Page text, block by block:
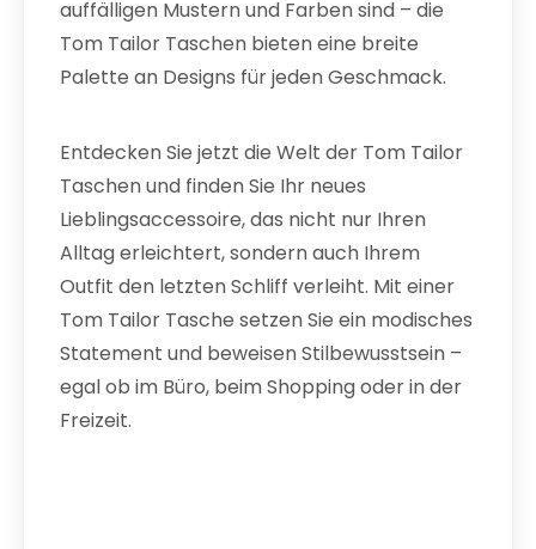
auffälligen Mustern und Farben sind – die
Tom Tailor Taschen bieten eine breite
Palette an Designs für jeden Geschmack.
Entdecken Sie jetzt die Welt der Tom Tailor
Taschen und finden Sie Ihr neues
Lieblingsaccessoire, das nicht nur Ihren
Alltag erleichtert, sondern auch Ihrem
Outfit den letzten Schliff verleiht. Mit einer
Tom Tailor Tasche setzen Sie ein modisches
Statement und beweisen Stilbewusstsein –
egal ob im Büro, beim Shopping oder in der
Freizeit.